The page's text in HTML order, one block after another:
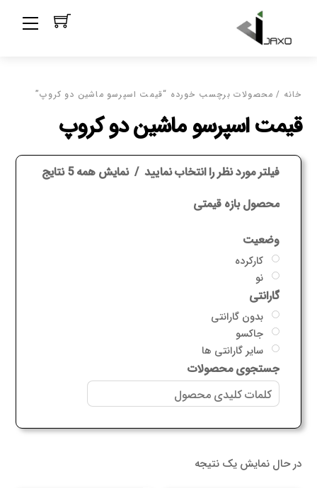
content
خانه / محصولات برچسب خورده “قیمت اسپرسو ماشین دو کروپ”
قیمت اسپرسو ماشین دو کروپ
فیلتر مورد نظر را انتخاب نمایید نمایش همه 5 نتایج
محصول بازه قیمتی
وضعیت
کارکرده
نو
گارانتی
بدون گارانتی
جاکسو
سایر گارانتی ها
جستجوی محصولات
در حال نمایش یک نتیجه